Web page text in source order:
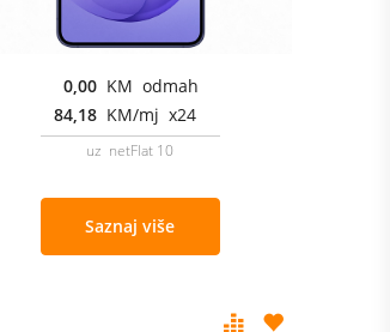
0,00 KM odmah
84,18 KM/mj x24
uz netFlat 10
Saznaj više